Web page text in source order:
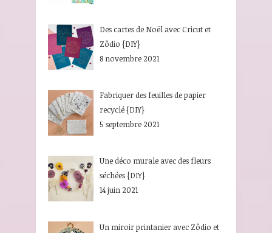
Des cartes de Noël avec Cricut et
Zôdio {DIY}
8 novembre 2021
Fabriquer des feuilles de papier
recyclé {DIY}
5 septembre 2021
Une déco murale avec des fleurs
séchées {DIY}
14 juin 2021
Un miroir printanier avec Zôdio et